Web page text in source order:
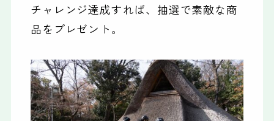
チャレンジ達成すれば、抽選で素敵な商
品をプレゼント。